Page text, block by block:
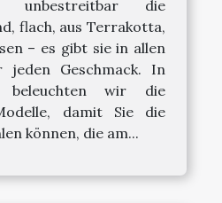
unbestreitbar die
flach, aus Terrakotta,
– es gibt sie in allen
Geschmack. In
beleuchten wir die
damit Sie die
können, die am...